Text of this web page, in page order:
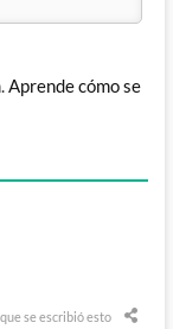
Aprende cómo se
se escribió esto